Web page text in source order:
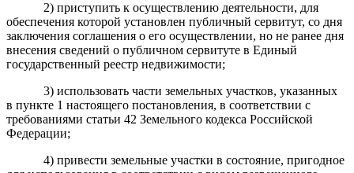
2) приступить к осуществлению деятельности, для
обеспечения которой установлен публичный сервитут, со дня
заключения соглашения о его осуществлении, но не ранее дня
внесения сведений о публичном сервитуте в Единый
государственный реестр недвижимости;
3) использовать части земельных участков, указанных
в пункте 1 настоящего постановления, в соответствии с
требованиями статьи 42 Земельного кодекса Российской
Федерации;
4) привести земельные участки в состояние, пригодное